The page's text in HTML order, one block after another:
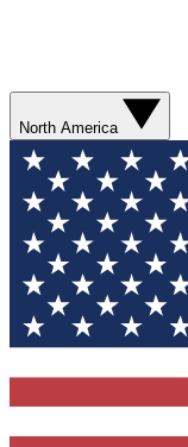
North America